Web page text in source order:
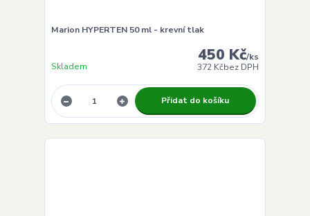
Marion HYPERTEN 50 ml - krevní tlak
450 Kč/ks
372 Kčbez DPH
Skladem
Přidat do košíku